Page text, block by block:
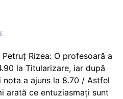
Rizea: O profesoară a
la Titularizare, iar după
a ajuns la 8.70 / Astfel
arată ce entuziasmați sunt